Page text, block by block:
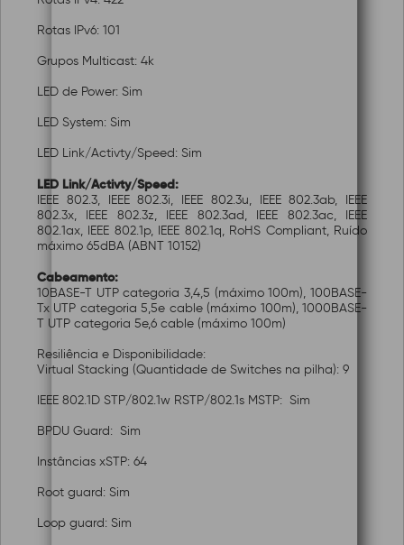
Rotas IPv6: 101
Grupos Multicast: 4k
LED de Power: Sim
LED System: Sim
LED Link/Activty/Speed: Sim
LED Link/Activty/Speed:
IEEE 802.3, IEEE 802.3i, IEEE 802.3u, IEEE 802.3ab, IEEE
802.3x, IEEE 802.3z, IEEE 802.3ad, IEEE 802.3ac, IEEE
802.1ax, IEEE 802.1p, IEEE 802.1q, RoHS Compliant, Ruído
máximo 65dBA (ABNT 10152)
Cabeamento:
10BASE-T UTP categoria 3,4,5 (máximo 100m), 100BASE-
Tx UTP categoria 5,5e cable (máximo 100m), 1000BASE-
T UTP categoria 5e,6 cable (máximo 100m)
Resiliência e Disponibilidade:
Virtual Stacking (Quantidade de Switches na pilha): 9
IEEE 802.1D STP/802.1w RSTP/802.1s MSTP: Sim
BPDU Guard: Sim
Instâncias xSTP: 64
Root guard: Sim
Loop guard: Sim